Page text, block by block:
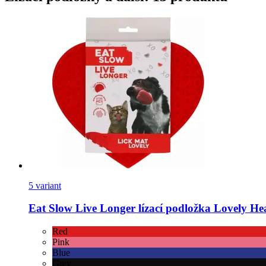
5 variant
Eat Slow Live Longer lízací podložka Lovely
Red
Pink
Blue